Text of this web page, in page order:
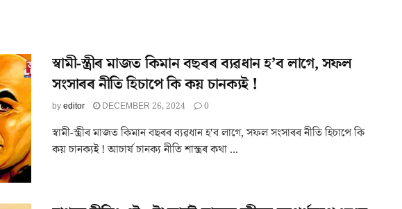
স্বামী-স্ত্ৰীৰ মাজত কিমান বছৰৰ ব্যৱধান হ’ব লাগে, সফল
সংসাৰৰ নীতি হিচাপে কি কয় চানক্যই !
byeditor DECEMBER 26, 2024 0
স্বামী-স্ত্ৰীৰ মাজত কিমান বছৰৰ ব্যৱধান হ'ব লাগে, সফল সংসাৰৰ নীতি হিচাপে কি
কয় চানক্যই ! আচাৰ্য চানক্য নীতি শাস্ত্ৰৰ কথা ...